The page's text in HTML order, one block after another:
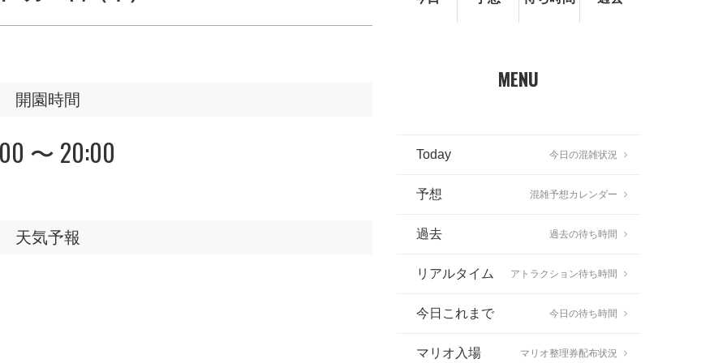
開園時間
〜 20:00
天気予報
MENU
Today 今日の混雑状況
予想 混雑予想カレンダー
過去 過去の待ち時間
リアルタイム アトラクション待ち時間
今日これまで 今日の待ち時間
マリオ入場 マリオ整理券配布状況